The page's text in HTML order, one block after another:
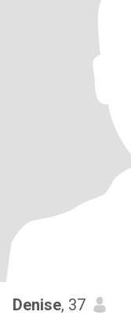
Denise, 37